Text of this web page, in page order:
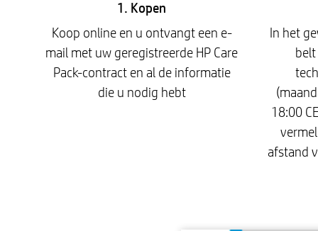
1. Kopen
Koop online en u ontvangt een e-
mail met uw geregistreerde HP Care
Pack-contract en al de informatie
die u nodig hebt
In het
18:00
afstand